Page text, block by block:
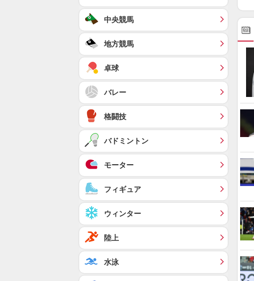
中央競馬
地方競馬
卓球
バレー
格闘技
バドミントン
モーター
フィギュア
ウィンター
陸上
水泳